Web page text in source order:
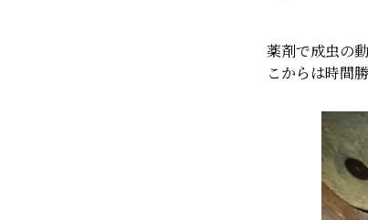
薬剤で成虫の
こからは時間